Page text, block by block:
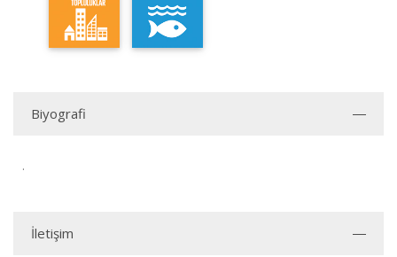
Biyografi
.
İletişim